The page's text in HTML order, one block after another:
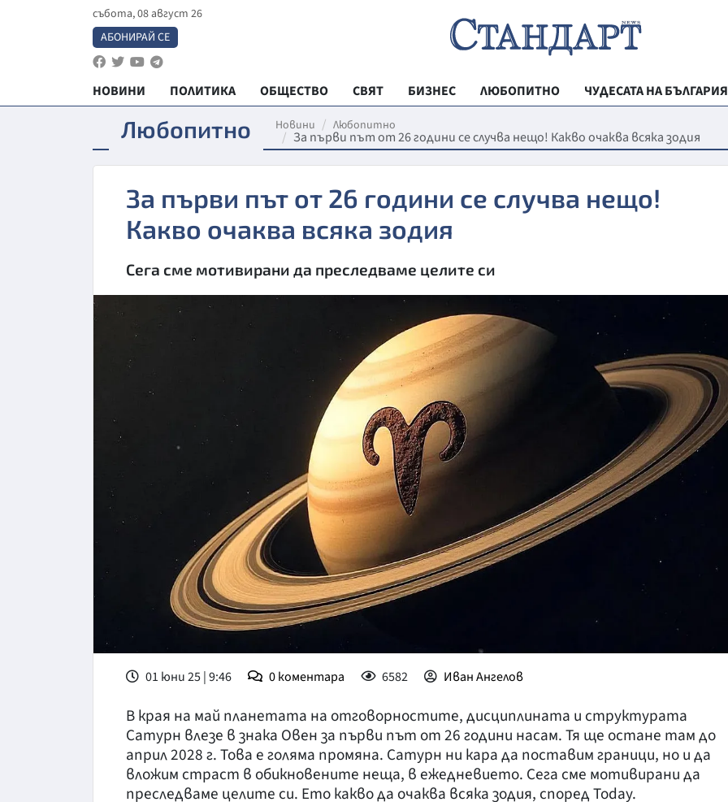
събота, 08 август 26
АБОНИРАЙ СЕ
НОВИНИ ПОЛИТИКА ОБЩЕСТВО СВЯТ БИЗНЕС ЛЮБОПИТНО
ЧУДЕСАТА НА БЪЛГАРИЯ
ВЕСТНИК
ЗДРАВЕ
ТЕХНОЛОГИИ
ДА!НА
ДА! НА
КУЛТУРА
ПРАВОСЪДИЕ
КРИМИ
ВЯРА
ВОЙНАТА В
Любопитно Новини Любопитно
За първи път от 26 години се случва нещо! Какво очаква всяка зодия
За първи път от 26 години се случва нещо!
Какво очаква всяка зодия
Сега сме мотивирани да преследваме целите си
01 юни 25 | 9:46 0коментара 6582 Иван Ангелов
В края на май планетата на отговорностите, дисциплината и структурата
Сатурн влезе в знака Овен за първи път от 26 години насам. Тя ще остане там до
април 2028 г. Това е голяма промяна. Сатурн ни кара да поставим граници, но и да
вложим страст в обикновените неща, в ежедневието. Сега сме мотивирани да
преследваме целите си. Ето какво да очаква всяка зодия, според Today.